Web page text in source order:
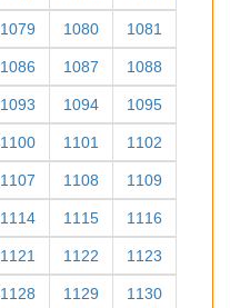
1079 1080 1081
1086 1087 1088
1093 1094 1095
1100 1101 1102
1107 1108 1109
1114 1115 1116
1121 1122 1123
1128 1129 1130